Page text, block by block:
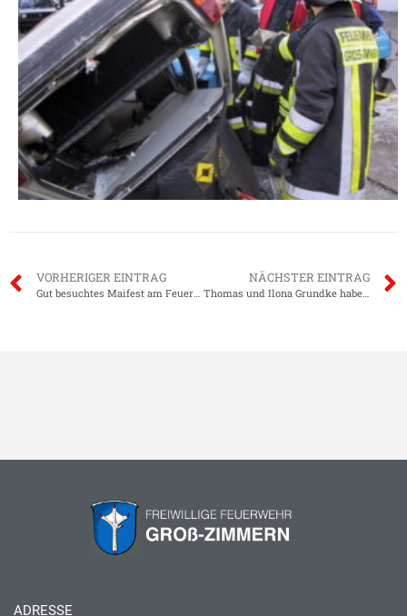
VORHERIGER EINTRAG
Gut besuchtes Maifest am Feuerwehrhaus
NÄCHSTER EINTRAG
Thomas und Ilona Grundke haben geheiratet !
ADRESSE